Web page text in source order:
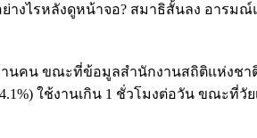
างไรหลังดูหน้าจอ? สมาธิสั้นลง อารม
านคน ขณะที่ข้อมูลสำนักงานสถิติแห่งชาติ
ใช้งานเกิน 1 ชั่วโมงต่อวัน ขณะที่วัย